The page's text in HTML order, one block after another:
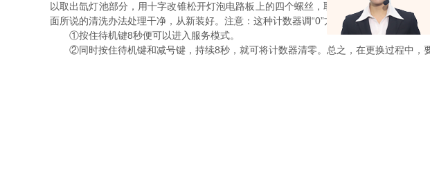
以取出氙灯池部分，用十字改锥松开灯泡电路板上的四个螺丝，取下电路板，戴上护
面所说的清洗办法处理干净，从新装好。注意：这种计数器调“0”方法与前面不同，计时
①按住待机键8秒便可以进入服务模式。
②同时按住待机键和减号键，持续8秒，就可将计数器清零。总之，在更换过程中，要